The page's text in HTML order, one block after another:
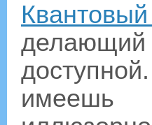
делающий
имеешь